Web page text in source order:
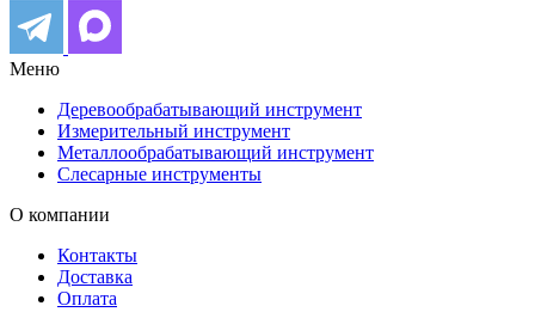
Меню
Деревообрабатывающий инструмент
Измерительный инструмент
Металлообрабатывающий инструмент
Слесарные инструменты
О компании
Контакты
Доставка
Оплата